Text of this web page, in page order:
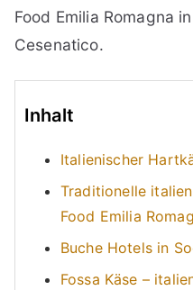
Food Emilia Romagna
Cesenatico.
Inhalt
Italienischer
Traditionelle
Food Emilia
Buche Hotels in
Fossa Käse –